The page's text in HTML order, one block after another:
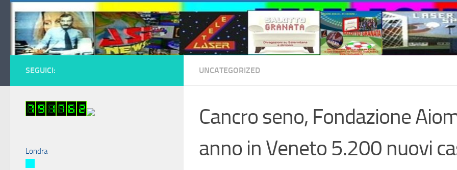
Salta al contenuto
UNCATEGORIZED
Cancro seno, Fondazione
anno in Veneto 5.200 nuovi
SEGUICI:
Londra